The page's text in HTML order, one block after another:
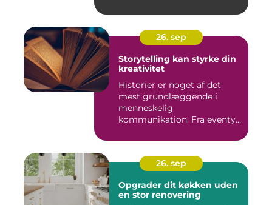
26. sep
Storytelling kan styrke din
kreativitet
Historier er noget af det
mest grundlæggende i
menneskelig
kommunikation. Fra eventyr
26. sep
Opgrader dit køkken uden
en stor renovering